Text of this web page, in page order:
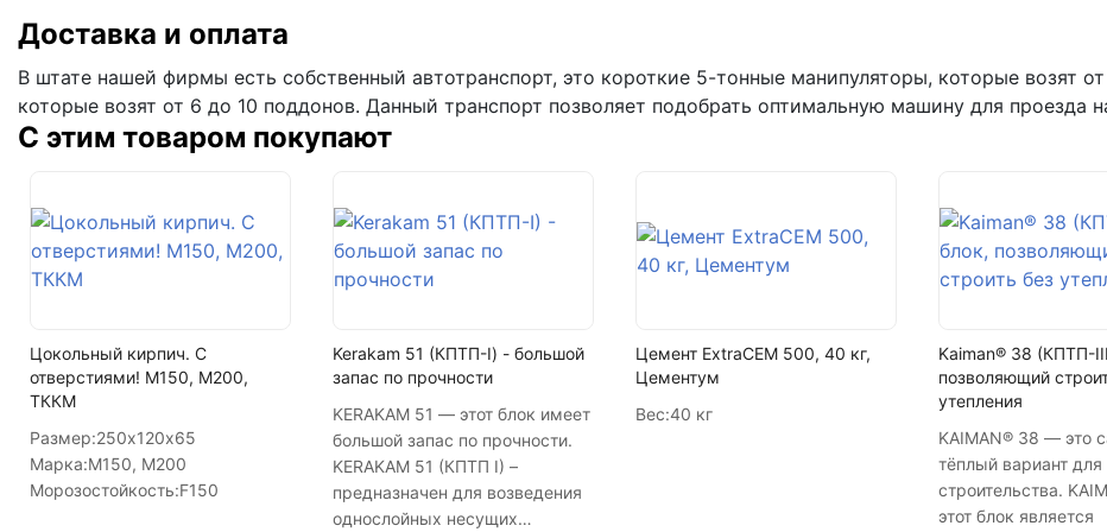
пн-пт с 9:00 до 18:00
+7 (846) 215-16-16
Написать в МАКС
Написать в Telegram
Кол-во поддонов в машине
Кол-во в машине
Доставка и оплата
В штате нашей фирмы есть собственный автотранспорт, это короткие 5-тонные манипуляторы, которые возят
которые возят от 6 до 10 поддонов. Данный транспорт позволяет подобрать оптимальную машину для проезда
С этим товаром покупают
Цокольный кирпич. С
отверстиями! М150, М200,
ТККМ
Размер:250х120х65
Марка:М150, М200
Морозостойкость:F150
Kerakam 51 (КПТП-I) - большой
запас по прочности
KERAKAM 51 — этот блок имеет
большой запас по прочности.
KERAKAM 51 (КПТП I) –
предназначен для возведения
однослойных несущих
Цемент ExtraCEM 500, 40 кг,
Цементум
Вес:40 кг
Kaiman® 38 (КПТП-
позволяющий
утепления
KAIMAN® 38 — это
тёплый вариант для
строительства.
этот блок является